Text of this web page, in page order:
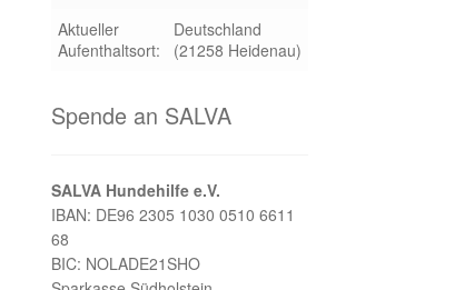
Aktueller
Aufenthaltsort:
Deutschland
(21258 Heidenau)
Spende an SALVA
SALVA Hundehilfe e.V.
IBAN: DE96 2305 1030 0510 6611
68
BIC: NOLADE21SHO